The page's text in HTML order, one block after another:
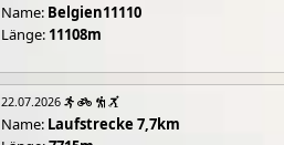
Name: Belgien11110
Länge: 11108m
22.07.2026
Name: Laufstrecke 7,7km